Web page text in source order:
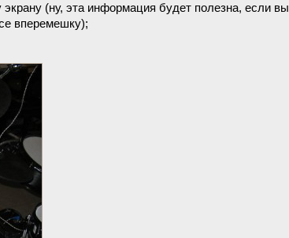
(ну, эта информация будет полезна, если вы
вперемешку);